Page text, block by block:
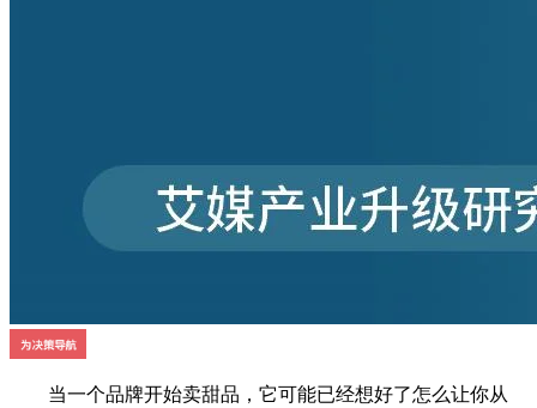
当一个品牌开始卖甜品，它可能已经想好了怎么让你从